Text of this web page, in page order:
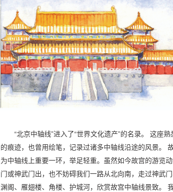
“北京中轴线”进入了“世界文化遗产”的名录。 这座
的痕迹，也曾用绘笔，记录过诸多中轴线沿途的风景。
为中轴线上重要一环，举足轻重。虽然如今故宫的游览
门或神武门出，也不妨碍我们一路从北向南，走过神武
渊阁、雁翅楼、角楼、护城河，欣赏故宫中轴线景致。